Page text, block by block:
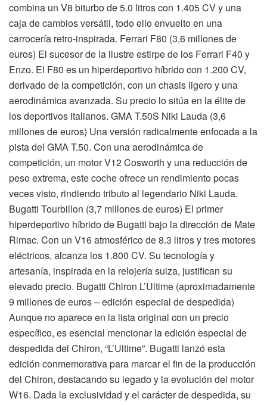
combina un V8 biturbo de 5.0 litros con 1.405 CV y una
caja de cambios versátil, todo ello envuelto en una
carrocería retro-inspirada. Ferrari F80 (3,6 millones de
euros) El sucesor de la ilustre estirpe de los Ferrari F40 y
Enzo. El F80 es un hiperdeportivo híbrido con 1.200 CV,
derivado de la competición, con un chasis ligero y una
aerodinámica avanzada. Su precio lo sitúa en la élite de
los deportivos italianos. GMA T.50S Niki Lauda (3,6
millones de euros) Una versión radicalmente enfocada a la
pista del GMA T.50. Con una aerodinámica de
competición, un motor V12 Cosworth y una reducción de
peso extrema, este coche ofrece un rendimiento pocas
veces visto, rindiendo tributo al legendario Niki Lauda.
Bugatti Tourbillon (3,7 millones de euros) El primer
hiperdeportivo híbrido de Bugatti bajo la dirección de Mate
Rimac. Con un V16 atmosférico de 8.3 litros y tres motores
eléctricos, alcanza los 1.800 CV. Su tecnología y
artesanía, inspirada en la relojería suiza, justifican su
elevado precio. Bugatti Chiron L’Ultime (aproximadamente
9 millones de euros – edición especial de despedida)
Aunque no aparece en la lista original con un precio
específico, es esencial mencionar la edición especial de
despedida del Chiron, “L’Ultime”. Bugatti lanzó esta
edición conmemorativa para marcar el fin de la producción
del Chiron, destacando su legado y la evolución del motor
W16. Dada la exclusividad y el carácter de despedida, su